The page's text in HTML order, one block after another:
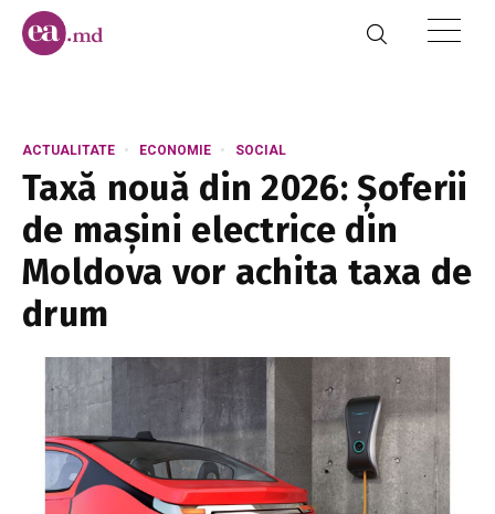
ACTUALITATE ECONOMIE SOCIAL
Taxă nouă din 2026: Șoferii
de mașini electrice din
Moldova vor achita taxa de
drum